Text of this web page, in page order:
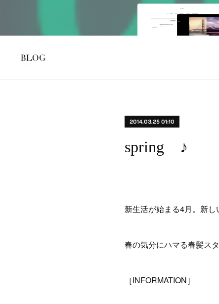
2014.03.25 01:10
spring ♪
新生活が始まる4月。新
春の気分にハマる春髪ス
［INFORMATION］